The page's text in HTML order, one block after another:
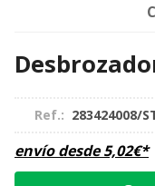
Ref.: 283424008/
envío desde5,02€*